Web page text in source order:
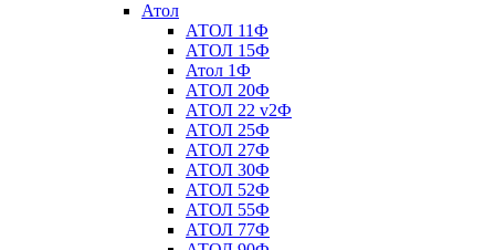
Атол
АТОЛ 11Ф
АТОЛ 15Ф
Атол 1Ф
АТОЛ 20Ф
АТОЛ 22 v2Ф
АТОЛ 25Ф
АТОЛ 27Ф
АТОЛ 30Ф
АТОЛ 52Ф
АТОЛ 55Ф
АТОЛ 77Ф